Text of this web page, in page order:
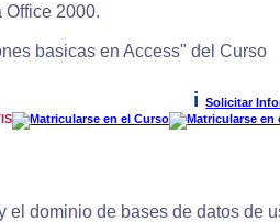
Office 2000.
basicas en Access" del Curso
i
Solicitar
el dominio de bases de datos de